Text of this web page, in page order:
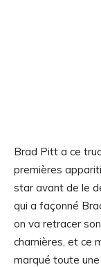
Brad Pitt a ce
premières
star avant de le
qui a façonné
on va retracer
charnières, et ce
marqué toute